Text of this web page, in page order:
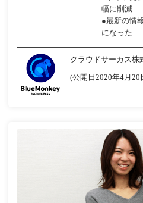
幅に削減
●最新の情
になった
クラウドサーカス株
(公開日2020年4月20